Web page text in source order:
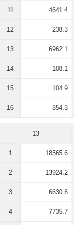
11 4641.4
12 238.3
13 6962.1
14 108.1
15 104.9
16 854.3
13
1 18565.6
2 13924.2
3 6630.6
4 7735.7